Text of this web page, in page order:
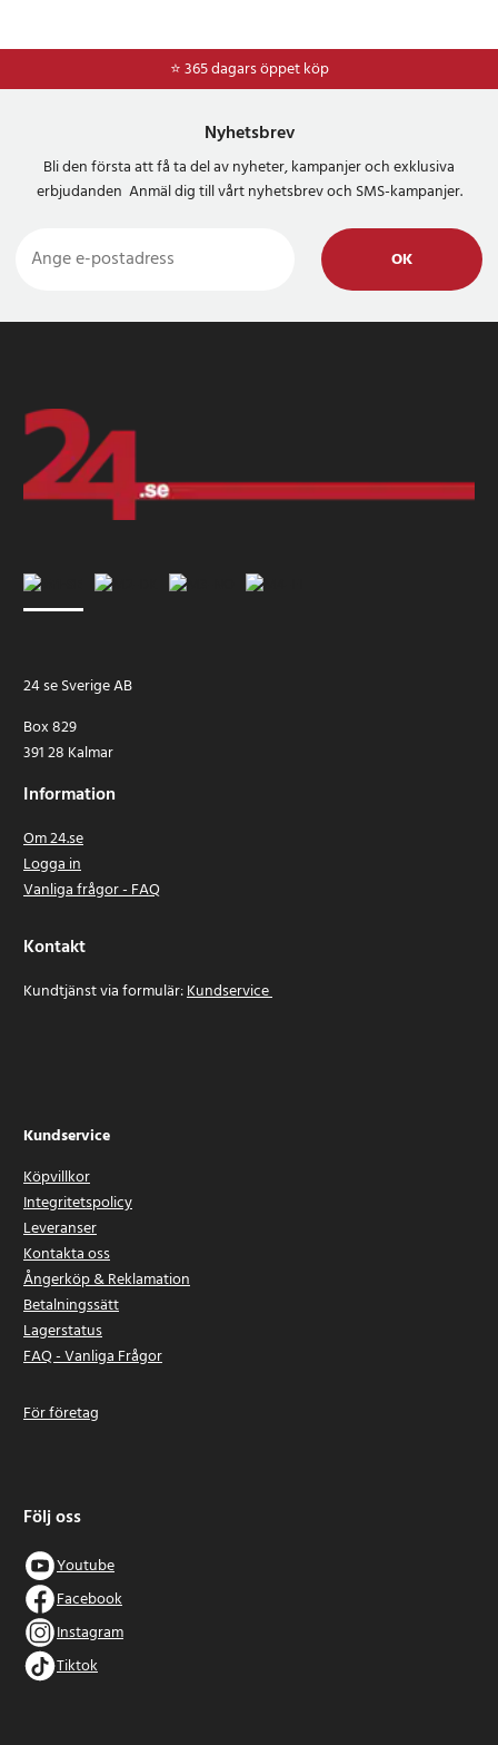
⭐ 365 dagars öppet köp
Nyhetsbrev
Bli den första att få ta del av nyheter, kampanjer och exklusiva
erbjudanden Anmäl dig till vårt nyhetsbrev och SMS-kampanjer.
OK
24 se Sverige AB
Box 829
391 28 Kalmar
Information
Om 24.se
Logga in
Vanliga frågor - FAQ
Kontakt
Kundtjänst via formulär:Kundservice
Kundservice
Köpvillkor
Integritetspolicy
Leveranser
Kontakta oss
Ångerköp & Reklamation
Betalningssätt
Lagerstatus
FAQ - Vanliga Frågor
För företag
Följ oss
Youtube
Facebook
Instagram
Tiktok